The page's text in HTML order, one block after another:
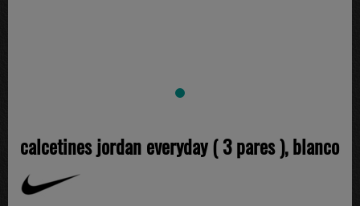
calcetines jordan everyday ( 3 pares ), blanco